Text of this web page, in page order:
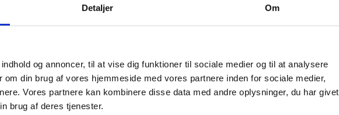
Detaljer Om
og annoncer, til at vise dig funktioner til sociale medier og til at analysere
din brug af vores hjemmeside med vores partnere inden for sociale medier,
Vores partnere kan kombinere disse data med andre oplysninger, du har givet
brug af deres tjenester.